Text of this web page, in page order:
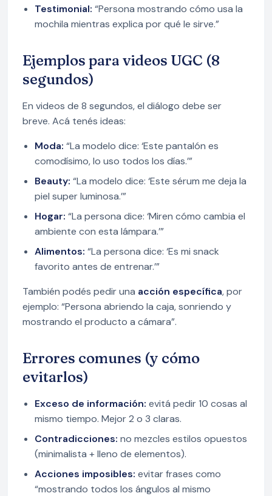
Testimonial: “Persona mostrando cómo usa la
mochila mientras explica por qué le sirve.”
Ejemplos para videos UGC (8
segundos)
En videos de 8 segundos, el diálogo debe ser
breve. Acá tenés ideas:
Moda: “La modelo dice: ‘Este pantalón es
comodísimo, lo uso todos los días.’”
Beauty: “La modelo dice: ‘Este sérum me deja la
piel super luminosa.’”
Hogar: “La persona dice: ‘Miren cómo cambia el
ambiente con esta lámpara.’”
Alimentos: “La persona dice: ‘Es mi snack
favorito antes de entrenar.’”
También podés pedir una acción específica, por
ejemplo: “Persona abriendo la caja, sonriendo y
mostrando el producto a cámara”.
Errores comunes (y cómo
evitarlos)
Exceso de información: evitá pedir 10 cosas al
mismo tiempo. Mejor 2 o 3 claras.
Contradicciones: no mezcles estilos opuestos
(minimalista + lleno de elementos).
Acciones imposibles: evitar frases como
“mostrando todos los ángulos al mismo